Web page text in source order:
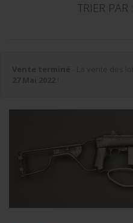
TRIER PAR :